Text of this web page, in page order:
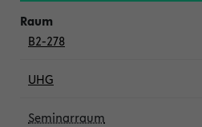
B2-278
UHG
Seminarraum